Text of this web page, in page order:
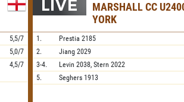
5,5/7
5,0/7
4,5/7
MARSHALL CC
YORK
1. Prestia 2185
2.
Jiang 2029
3-4.
Levin 2038, Stern 2022
5.
Seghers 1913